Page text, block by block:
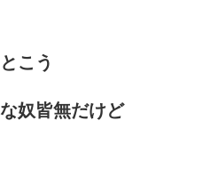
こう
奴皆無だけど